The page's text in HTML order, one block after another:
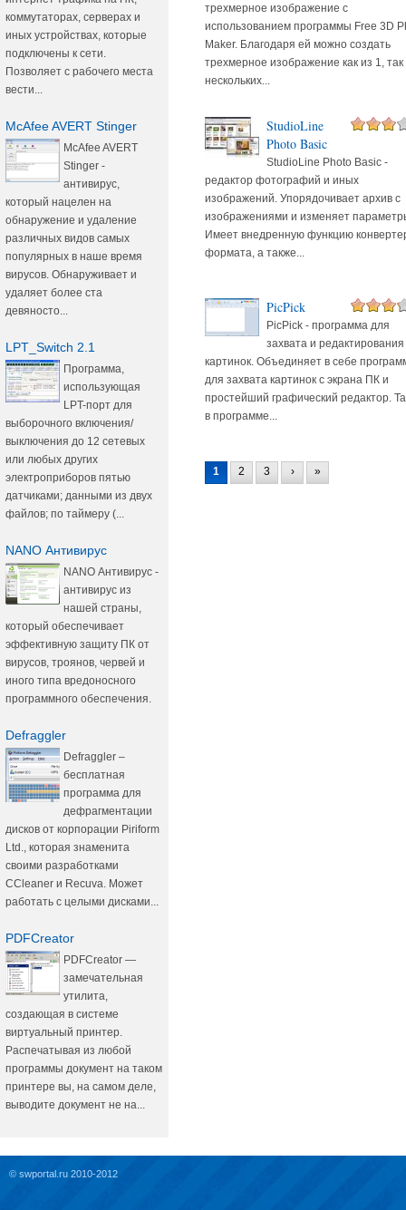
коммутаторах, серверах и
иных устройствах, которые
подключены к сети.
Позволяет с рабочего места
вести...
McAfee AVERT Stinger
McAfee AVERT
Stinger -
антивирус,
который нацелен на
обнаружение и удаление
различных видов самых
популярных в наше время
вирусов. Обнаруживает и
удаляет более ста
девяносто...
LPT_Switch 2.1
Программа,
использующая
LPT-порт для
выборочного включения/
выключения до 12 сетевых
или любых других
электроприборов пятью
датчиками; данными из двух
файлов; по таймеру (...
NANO Антивирус
NANO Антивирус -
антивирус из
нашей страны,
который обеспечивает
эффективную защиту ПК от
вирусов, троянов, червей и
иного типа вредоносного
программного обеспечения.
Defraggler
Defraggler –
бесплатная
программа для
дефрагментации
дисков от корпорации Piriform
Ltd., которая знаменита
своими разработками
CCleaner и Recuva. Может
работать с целыми дисками...
PDFCreator
PDFCreator —
замечательная
утилита,
создающая в системе
виртуальный принтер.
Распечатывая из любой
программы документ на таком
принтере вы, на самом деле,
выводите документ не на...
трехмерное изображение с
использованием программы Free 3D
Maker. Благодаря ей можно создать
трехмерное изображение как из 1, так
нескольких...
StudioLine
Photo Basic
StudioLine Photo Basic -
редактор фотографий и иных
изображений. Упорядочивает архив с
изображениями и изменяет
Имеет внедренную функцию
формата, а также...
PicPick
PicPick - программа для
захвата и редактирования
картинок. Объединяет в себе
для захвата картинок с экрана ПК и
простейший графический редактор.
в программе...
1 2 3 › »
© swportal.ru 2010-2012